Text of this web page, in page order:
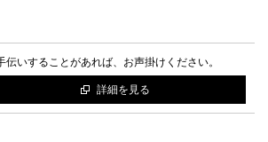
Contact
Facebook
伝いすることがあれば、お声掛けください。
詳細を見る